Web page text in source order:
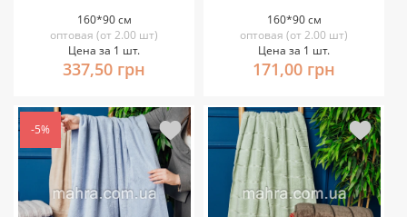
160*90 см
оптовая (от 2.00 шт)
Цена за 1 шт.
337,50 грн
160*90 см
оптовая (от 2.00 шт)
Цена за 1 шт.
171,00 грн
-5%